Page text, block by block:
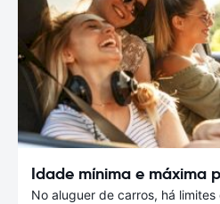
Idade mínima e máxima
No aluguer de carros, há